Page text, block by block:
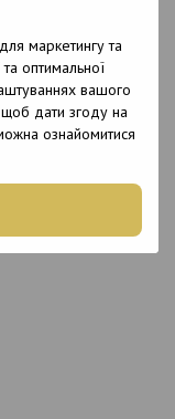
маркетингу та
оптимальної
вашого
щоб дати згоду на
ознайомитися
Густе,
Тонування,